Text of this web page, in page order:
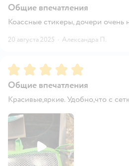
Общие впечатления
Коассные стикеры, дочери очень
20 августа 2025 · Александра П.
Рейтинг:5
Общие впечатления
Красивые,яркие. Удобно,что с